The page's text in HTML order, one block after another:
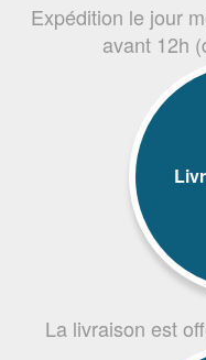
Expédition le jour
avant 12h
La livraison est